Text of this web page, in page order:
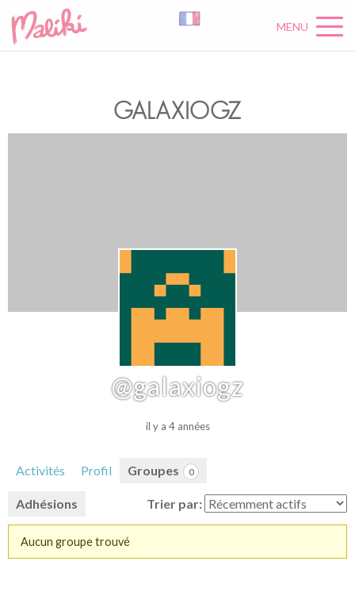
MENU
GALAXIOGZ
@galaxiogz
il y a 4 années
Activités Profil Groupes 0
Adhésions Trier par:
Groupes
Aucun groupe trouvé